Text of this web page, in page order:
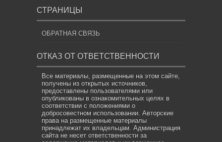
СТРАНИЦЫ
ОБРАТНАЯ СВЯЗЬ
ОТКАЗ ОТ ОТВЕТСТВЕННОСТИ
Все материалы, размещенные на этом сайте,
получены из открытых источников,
предоставлены пользователями или
опубликованы в ознакомительных целях в
соответствии с положениями о
добросовестном использовании. Авторские
права на размещенные материалы
принадлежат их владельцам. Администрация
сайта не несет ответственности за